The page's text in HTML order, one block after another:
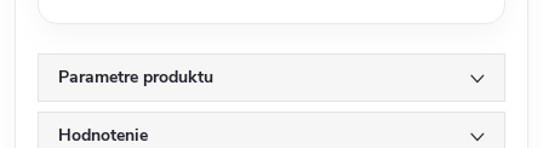
Parametre produktu
Hodnotenie